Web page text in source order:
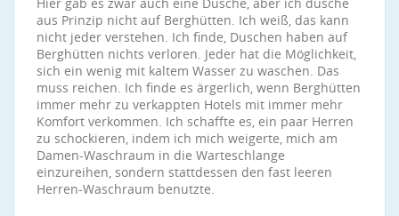
aus Prinzip nicht auf Berghütten. Ich weiß, das kann
nicht jeder verstehen. Ich finde, Duschen haben auf
Berghütten nichts verloren. Jeder hat die Möglichkeit,
sich ein wenig mit kaltem Wasser zu waschen. Das
muss reichen. Ich finde es ärgerlich, wenn Berghütten
immer mehr zu verkappten Hotels mit immer mehr
Komfort verkommen. Ich schaffte es, ein paar Herren
zu schockieren, indem ich mich weigerte, mich am
Damen-Waschraum in die Warteschlange
einzureihen, sondern stattdessen den fast leeren
Herren-Waschraum benutzte.